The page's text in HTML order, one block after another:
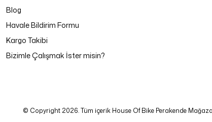
Blog
Havale Bildirim Formu
Kargo Takibi
Bizimle Çalışmak İster misin?
© Copyright 2026. Tüm içerik House Of Bike Perakende